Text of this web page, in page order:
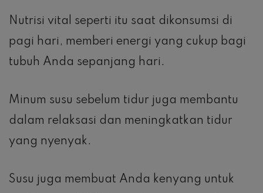
Nutrisi vital seperti itu saat dikonsumsi di
pagi hari, memberi energi yang cukup bagi
tubuh Anda sepanjang hari.
Minum susu sebelum tidur juga membantu
dalam relaksasi dan meningkatkan tidur
yang nyenyak.
Susu juga membuat Anda kenyang untuk